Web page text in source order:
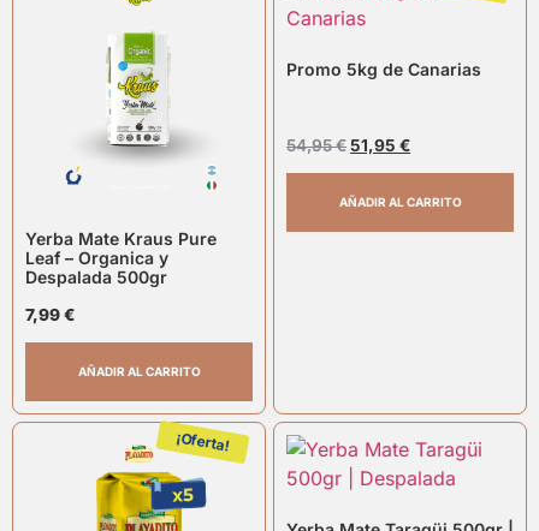
Yerba Mate Kraus Pure
Leaf – Organica y
Despalada 500gr
7,99€
AÑADIR AL CARRITO
Promo 5kg de Canarias
54,95€51,95 €
AÑADIR AL CARRITO
¡Oferta!